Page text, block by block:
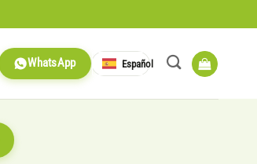
WhatsApp Español